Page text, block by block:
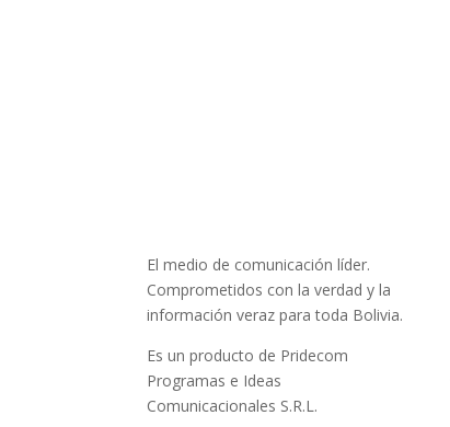
El medio de comunicación líder.
Comprometidos con la verdad y la
información veraz para toda Bolivia.
Es un producto de Pridecom
Programas e Ideas
Comunicacionales S.R.L.